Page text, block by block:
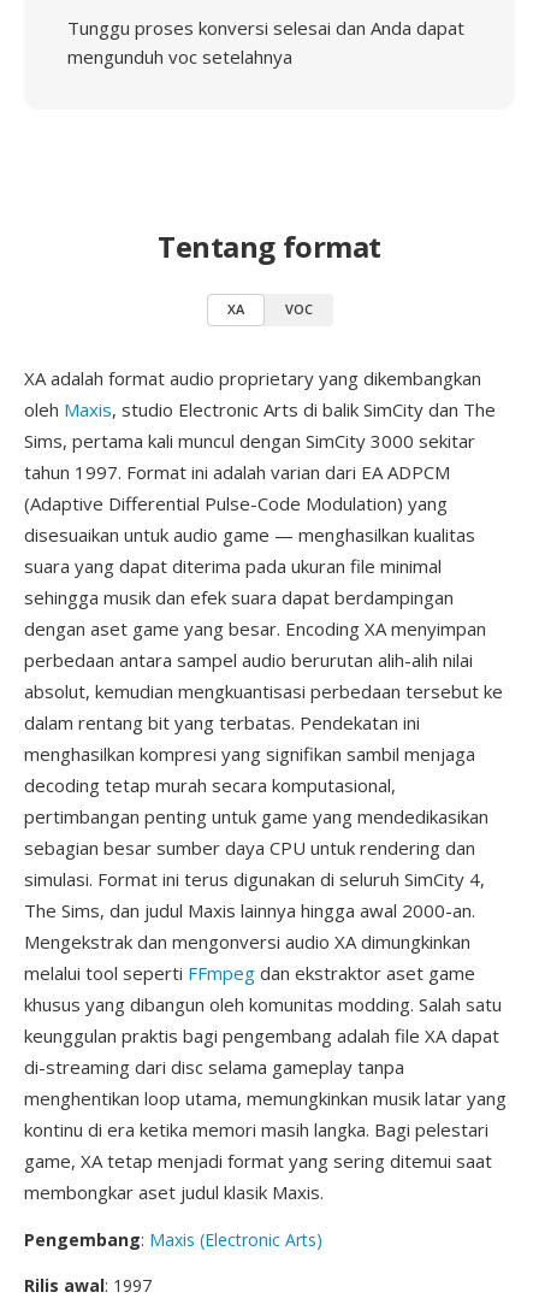
Tunggu proses konversi selesai dan Anda dapat
mengunduh voc setelahnya
Tentang format
XA VOC
XA adalah format audio proprietary yang dikembangkan
oleh Maxis, studio Electronic Arts di balik SimCity dan The
Sims, pertama kali muncul dengan SimCity 3000 sekitar
tahun 1997. Format ini adalah varian dari EA ADPCM
(Adaptive Differential Pulse-Code Modulation) yang
disesuaikan untuk audio game — menghasilkan kualitas
suara yang dapat diterima pada ukuran file minimal
sehingga musik dan efek suara dapat berdampingan
dengan aset game yang besar. Encoding XA menyimpan
perbedaan antara sampel audio berurutan alih-alih nilai
absolut, kemudian mengkuantisasi perbedaan tersebut ke
dalam rentang bit yang terbatas. Pendekatan ini
menghasilkan kompresi yang signifikan sambil menjaga
decoding tetap murah secara komputasional,
pertimbangan penting untuk game yang mendedikasikan
sebagian besar sumber daya CPU untuk rendering dan
simulasi. Format ini terus digunakan di seluruh SimCity 4,
The Sims, dan judul Maxis lainnya hingga awal 2000-an.
Mengekstrak dan mengonversi audio XA dimungkinkan
melalui tool seperti FFmpeg dan ekstraktor aset game
khusus yang dibangun oleh komunitas modding. Salah satu
keunggulan praktis bagi pengembang adalah file XA dapat
di-streaming dari disc selama gameplay tanpa
menghentikan loop utama, memungkinkan musik latar yang
kontinu di era ketika memori masih langka. Bagi pelestari
game, XA tetap menjadi format yang sering ditemui saat
membongkar aset judul klasik Maxis.
Pengembang: Maxis (Electronic Arts)
Rilis awal: 1997